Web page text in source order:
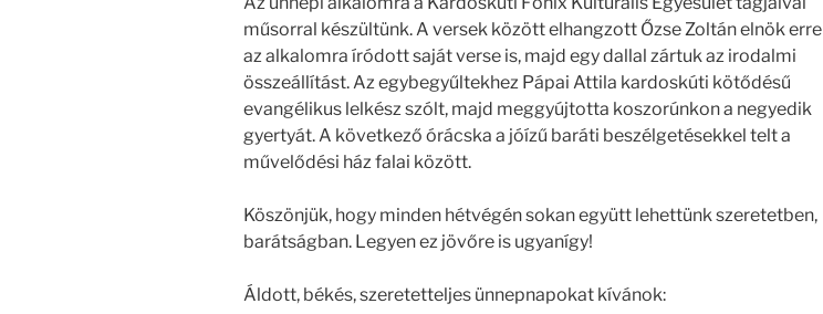
műsorral készültünk. A versek között elhangzott Őzse Zoltán elnök erre
az alkalomra íródott saját verse is, majd egy dallal zártuk az irodalmi
összeállítást. Az egybegyűltekhez Pápai Attila kardoskúti kötődésű
evangélikus lelkész szólt, majd meggyújtotta koszorúnkon a negyedik
gyertyát. A következő órácska a jóízű baráti beszélgetésekkel telt a
művelődési ház falai között.
Köszönjük, hogy minden hétvégén sokan együtt lehettünk szeretetben,
barátságban. Legyen ez jövőre is ugyanígy!
Áldott, békés, szeretetteljes ünnepnapokat kívánok: